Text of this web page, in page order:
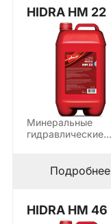
HIDRA HM 22
Минеральные
гидравлические
современных
гидравлических
Подробнее
HIDRA HM 46